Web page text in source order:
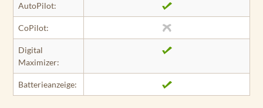
AutoPilot:
CoPilot:
Digital
Maximizer:
Batterieanzeige: